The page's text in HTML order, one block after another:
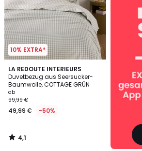
10% EXTRA*
LA REDOUTE INTERIEURS
Duvetbezug aus Seersucker-
Baumwolle, COTTAGE GRÜN
ab
99,99 €
49,99 € -50%
4,1
/ 5
4,1
/
Artikeln*